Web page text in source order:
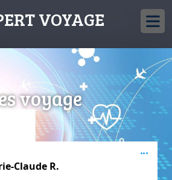
VOYAGE
voyage
Claude R.